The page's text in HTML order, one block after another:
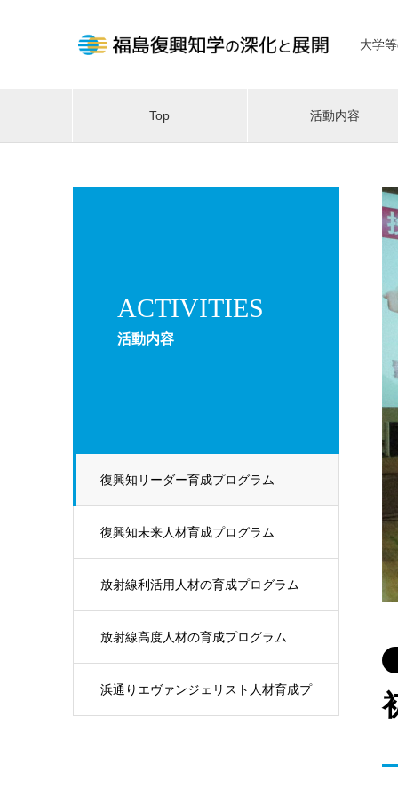
大学
Top 活動内容
ACTIVITIES
活動内容
復興知リーダー育成プログラム
復興知未来人材育成プログラム
放射線利活用人材の育成プログラム
放射線高度人材の育成プログラム
浜通りエヴァンジェリスト人材育成プ